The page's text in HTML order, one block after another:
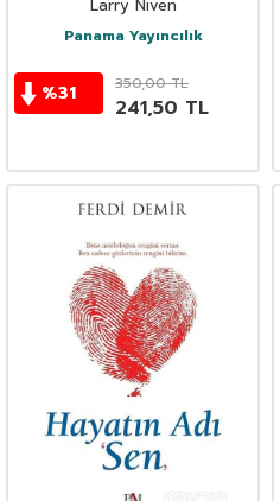
Larry Niven
Panama Yayıncılık
%31 350,00TL
241,50 TL